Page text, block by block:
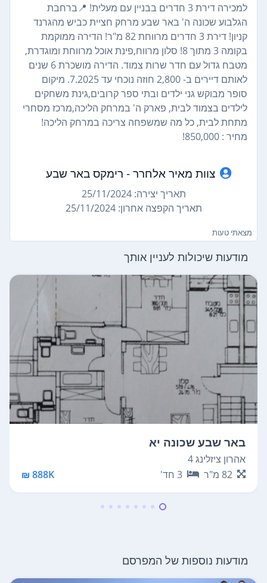
למכירה דירת 3 חדרים בבניין עם מעלית! 📍ברחבת
הגלבוע שכונה ה' באר שבע מרחק חציית כביש מהגרנד
קניון! דירת 3 חדרים מרווחת 82 מ"ר! הדירה ממוקמת
בקומה 3 מתוך 8! סלון מרווח,פינת אוכל מרווחת ומוגדרת,
מטבח גדול עם חדר שרות צמוד. הדירה מושכרת 6 שנים
לאותם דיירים ב- 2,800 חוזה נוכחי עד 7.2025. מיקום
סופר מבוקש גני ילדים ובתי ספר קרובים,גינת משחקים
לילדים בצמוד לבית, פארק ה' במרחק הליכה,מרכז מסחרי
מתחת לבית, כל מה שמשפחה צריכה במרחק הליכה!
מחיר : 850,000!
צוות מאיר אלחרר - רימקס באר שבע
תאריך יצירה: 25/11/2024
תאריך הקפצה אחרון: 25/11/2024
מצאתי טעות
מודעות שיכולות לעניין אותך
באר שבע שכונה יא
אהרון ציזלינג 4
82 מ"ר 3 חד' 888K ₪
מודעות נוספות של המפרסם